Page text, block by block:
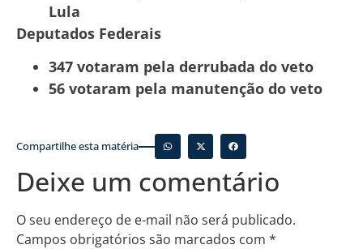
Lula
Deputados Federais
347 votaram pela derrubada do veto
56 votaram pela manutenção do veto
Compartilhe esta matéria
Deixe um comentário
O seu endereço de e-mail não será publicado.
Campos obrigatórios são marcados com *